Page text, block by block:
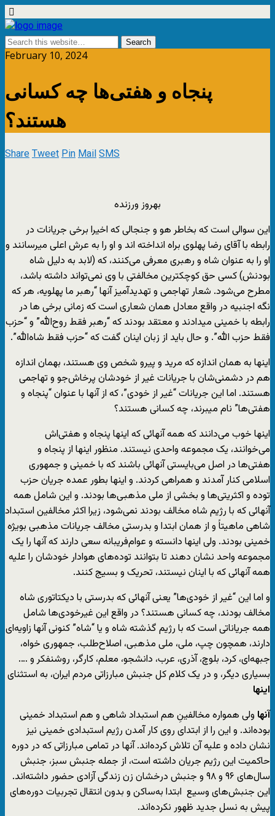
February 10, 2024
پنجاه و هفتی‌ها چه کسانی
هستند؟
ShareTweetPinMailSMS
بهروز ورزنده
این سوالی است که بخاطر هو و جنجالی که اخیرا برخی جریانات در
رابطه با آقای رضا پهلوی براه انداخته اند و او را به عرش اعلی میرسانند و
او را به عنوان شاه و رهبری معرفی می‌کنند، که (لابد به دلیل شاه
بودنش) کسی حق کوچکترین مخالفتی با وی نمی‌تواند داشته باشد،
مطرح می‌شود. شعار تهاجمی و تهدیدآمیز آنها “رهبر ما پهلویه، هر که
نگه اجنبیه در واقع معادل همان شعاری است که زمانی برخی ها در
رابطه با خمینی میدادند و معتقد بودند که “رهبر فقط روح‌الله” و “حزب
فقط حزب الله”. و حال باید از زبان اینان گفت که “حزب فقط شاه‌الله”.
اینها به همان اندازه که مرید و پیرو شخص وی هستند، بهمان اندازه
هم در دشمنی‌شان با جریانات غیر از خودشان پرخاش‌جو و تهاجمی
هستند. اما این جریانات “غیر از خودی”، که از آنها با عنوان “پنجاه و
هفتی‌ها” نام میبرند، چه کسانی هستند؟
اینها خوب می‌دانند که همه آنهائی که اینها پنجاه و هفتی‌اش
می‌خوانند، یک مجموعه واحدی نیستند. منظور اینها از پنجاه و
هفتی‌ها در اصل می‌بایستی آنهائی باشند که با خمینی و جمهوری
اسلامی کنار آمدند و همراهی کردند. و اینها بطور عمده جریان حزب
توده و اکثریتی‌ها و بخشی از ملی مذهبی‌ها بودند. و این شامل همه
آنهائی که با رژیم شاه مخالف بودند نمی‌شود، زیرا اکثر مخالفین استبداد
شاهی ماهیتاً و از همان ابتدا و بدرستی مخالف جریانات مذهبی بویژه
خمینی بودند. ولی اینها دانسته و عوام‌فریبانه سعی دارند که آنها را یک
مجموعه واحد نشان دهند تا بتوانند توده‌های هوادار خودشان را علیه
همه آنهائی که با اینان نیستند، تحریک و بسیج کنند.
و اما این “غیر از خودی‌ها” یعنی آنهائی که بدرستی با دیکتاتوری شاه
مخالف بودند، چه کسانی هستند؟ در واقع این غیرخودی‌ها شامل
همه جریاناتی است که با رژیم گذشته شاه و یا “شاه” کنونی آنها زاویه‌ای
دارند، همچون چپ، ملی، ملی مذهبی، اصلاح‌طلب، جمهوری خواه،
جبهه‌ای، کرد، بلوچ، آذری، عرب، دانشجو، معلم، کارگر، روشنفکر و ….
بسیاری دیگر، و در یک کلام کل جنبش مبارزاتی مردم ایران، به استثنای
اینها
آنها ولی همواره مخالفینِ هم استبداد شاهی و هم استبداد خمینی
بوده‌اند. و این را از ابتدای روی کار آمدن رژیم استبدادی خمینی نیز
نشان داده و علیه آن تلاش کرده‌اند. آنها در تمامی مبارزاتی که در دوره
حاکمیت این رژیم جریان داشته است، از جمله جنبش سبز، جنبش
سال‌های ۹۶ و ۹۸ و جنبش درخشان زن زندگی آزادی حضور داشته‌اند.
این جنبش‌های وسیع ابتدا به‌ساکن و بدون انتقال تجربیات دوره‌های
پیش به نسل جدید ظهور نکرده‌اند.